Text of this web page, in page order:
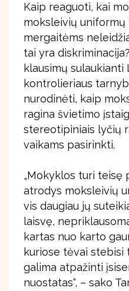
Kaip reaguoti, kai
moksleivių uniformų
mergaitėms
tai yra
klausimų sulaukianti
kontrolieriaus
nurodinėti, kaip
ragina švietimo
stereotipiniais lyčių
vaikams pasirinkti.
„Mokyklos turi teisę
atrodys moksleivių
vis daugiau jų
laisvę,
kartas nuo karto
kuriose tėvai stebisi
galima atpažinti
nuostatas“, – sako